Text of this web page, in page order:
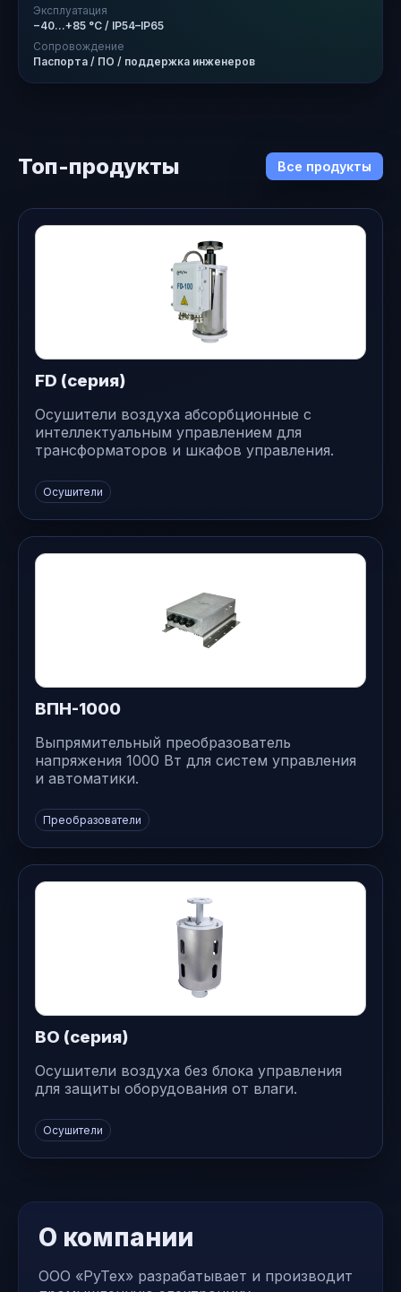
Эксплуатация
−40…+85 °C / IP54–IP65
Сопровождение
Паспорта / ПО / поддержка инженеров
Топ-продукты Все продукты
FD (серия)
Осушители воздуха абсорбционные с
интеллектуальным управлением для
трансформаторов и шкафов управления.
Осушители
ВПН-1000
Выпрямительный преобразователь
напряжения 1000 Вт для систем управления
и автоматики.
Преобразователи
ВО (серия)
Осушители воздуха без блока управления
для защиты оборудования от влаги.
Осушители
О компании
ООО «РуТех» разрабатывает и производит